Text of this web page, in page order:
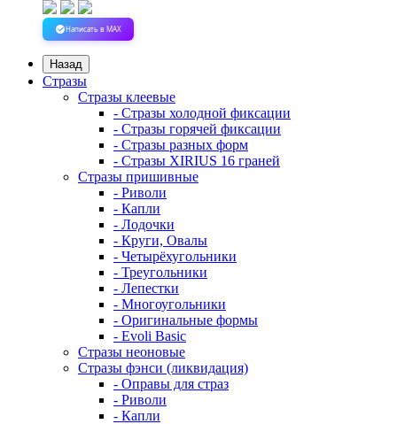
Написать в MAX
Назад
Стразы
Стразы клеевые
- Стразы холодной фиксации
- Стразы горячей фиксации
- Стразы разных форм
- Стразы XIRIUS 16 граней
Стразы пришивные
- Риволи
- Капли
- Лодочки
- Круги, Овалы
- Четырёхугольники
- Треугольники
- Лепестки
- Многоугольники
- Оригинальные формы
- Evoli Basic
Стразы неоновые
Стразы фэнси (ликвидация)
- Оправы для страз
- Риволи
- Капли